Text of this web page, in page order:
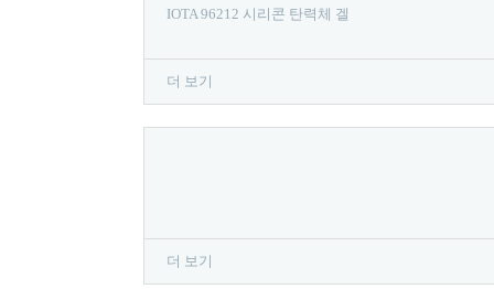
IOTA 96212 시리콘 탄력체 겔
더 보기
더 보기